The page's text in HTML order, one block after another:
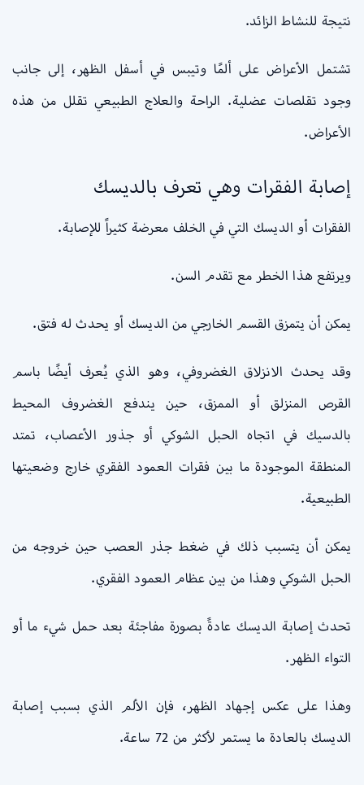
نتيجة للنشاط الزائد.
تشتمل الأعراض على ألمًا وتيبس في أسفل الظهر، إلى جانب
وجود تقلصات عضلية. الراحة والعلاج الطبيعي تقلل من هذه
الأعراض.
إصابة الفقرات وهي تعرف بالديسك
الفقرات أو الديسك التي في الخلف معرضة كثيراً للإصابة.
ويرتفع هذا الخطر مع تقدم السن.
يمكن أن يتمزق القسم الخارجي من الديسك أو يحدث له فتق.
وقد يحدث الانزلاق الغضروفي، وهو الذي يُعرف أيضًا باسم
القرص المنزلق أو الممزق، حين يندفع الغضروف المحيط
بالدسيك في اتجاه الحبل الشوكي أو جذور الأعصاب، تمتد
المنطقة الموجودة ما بين فقرات العمود الفقري خارج وضعيتها
الطبيعية.
يمكن أن يتسبب ذلك في ضغط جذر العصب حين خروجه من
الحبل الشوكي وهذا من بين عظام العمود الفقري.
تحدث إصابة الديسك عادةً بصورة مفاجئة بعد حمل شيء ما أو
التواء الظهر.
وهذا على عكس إجهاد الظهر، فإن الألم الذي بسبب إصابة
الديسك بالعادة ما يستمر لأكثر من 72 ساعة.